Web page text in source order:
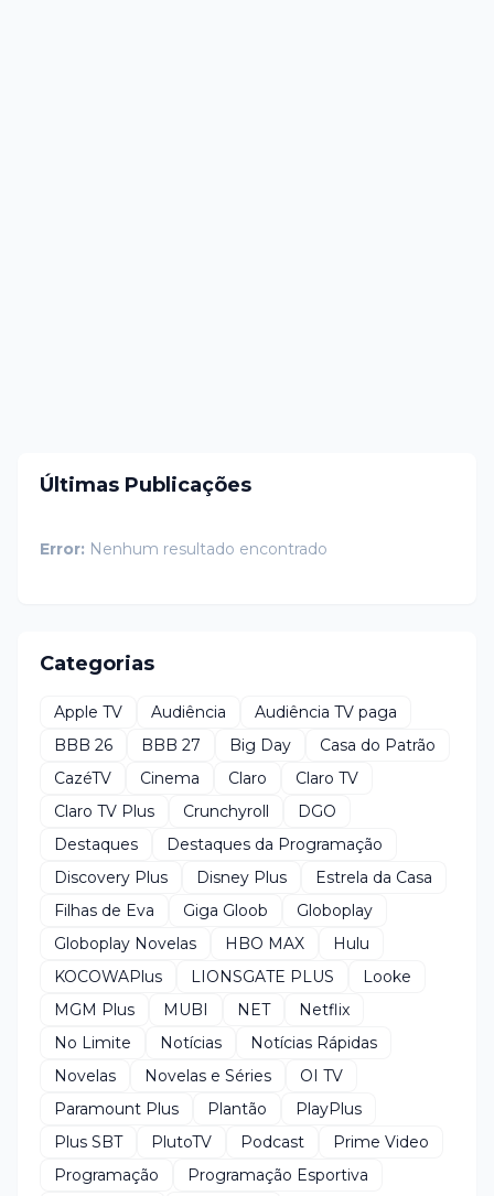
Últimas Publicações
Error: Nenhum resultado encontrado
Categorias
Apple TV Audiência
Audiência TV paga
BBB 26
BBB 27 Big Day
Casa do Patrão
CazéTV
Cinema Claro
Claro TV
Claro TV Plus
Crunchyroll
DGO
Destaques
Destaques da Programação
Discovery Plus
Disney Plus
Estrela da Casa
Filhas de Eva
Giga Gloob
Globoplay
Globoplay Novelas
HBO MAX
Hulu
KOCOWAPlus
LIONSGATE PLUS
Looke
MGM Plus
MUBI NET
Netflix
No Limite
Notícias
Notícias Rápidas
Novelas
Novelas e Séries
OI TV
Paramount Plus
Plantão
PlayPlus
Plus SBT
PlutoTV Podcast
Prime Video
Programação
Programação Esportiva